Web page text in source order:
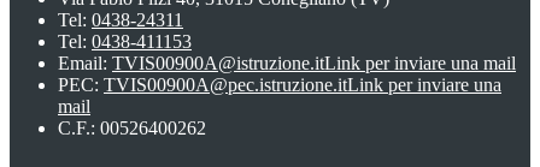
Tel: 0438-24311
Tel: 0438-411153
Email: TVIS00900A@istruzione.itLink per inviare una mail
PEC: TVIS00900A@pec.istruzione.itLink per inviare una
mail
C.F.: 00526400262